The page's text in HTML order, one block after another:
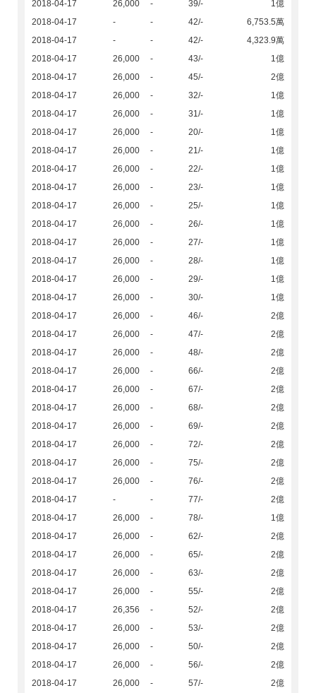
2018-04-17
26,000 - 39/-
1億
2018-04-17
- - 42/-
6,753.5萬
2018-04-17
- - 42/-
4,323.9萬
2018-04-17
26,000 - 43/-
1億
2018-04-17
26,000 - 45/-
2億
2018-04-17
26,000 - 32/-
1億
2018-04-17
26,000 - 31/-
1億
2018-04-17
26,000 - 20/-
1億
2018-04-17
26,000 - 21/-
1億
2018-04-17
26,000 - 22/-
1億
2018-04-17
26,000 - 23/-
1億
2018-04-17
26,000 - 25/-
1億
2018-04-17
26,000 - 26/-
1億
2018-04-17
26,000 - 27/-
1億
2018-04-17
26,000 - 28/-
1億
2018-04-17
26,000 - 29/-
1億
2018-04-17
26,000 - 30/-
1億
2018-04-17
26,000 - 46/-
2億
2018-04-17
26,000 - 47/-
2億
2018-04-17
26,000 - 48/-
2億
2018-04-17
26,000 - 66/-
2億
2018-04-17
26,000 - 67/-
2億
2018-04-17
26,000 - 68/-
2億
2018-04-17
26,000 - 69/-
2億
2018-04-17
26,000 - 72/-
2億
2018-04-17
26,000 - 75/-
2億
2018-04-17
26,000 - 76/-
2億
2018-04-17
- - 77/-
2億
2018-04-17
26,000 - 78/-
1億
2018-04-17
26,000 - 62/-
2億
2018-04-17
26,000 - 65/-
2億
2018-04-17
26,000 - 63/-
2億
2018-04-17
26,000 - 55/-
2億
2018-04-17
26,356 - 52/-
2億
2018-04-17
26,000 - 53/-
2億
2018-04-17
26,000 - 50/-
2億
2018-04-17
26,000 - 56/-
2億
2018-04-17
26,000 - 57/-
2億